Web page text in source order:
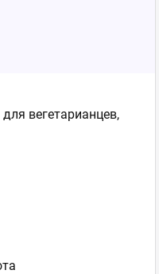
вегетарианцев,